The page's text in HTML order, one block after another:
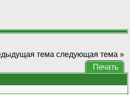
тема следующая тема »
Печать